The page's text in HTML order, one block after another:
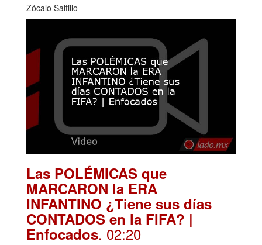
Zócalo Saltillo
Las POLÉMICAS que
MARCARON la ERA
INFANTINO ¿Tiene sus días
CONTADOS en la FIFA? |
Enfocados. 02:20